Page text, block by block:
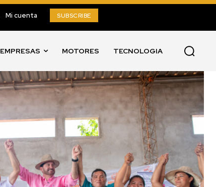
Mi cuenta SUBSCRIBE
EMPRESAS MOTORES TECNOLOGIA